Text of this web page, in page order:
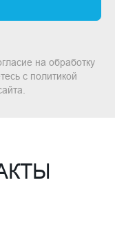
на обработку
c политикой